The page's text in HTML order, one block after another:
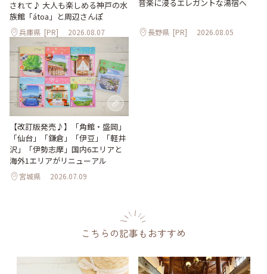
されて♪ 大人も楽しめる神戸の水
族館「átoa」と周辺さんぽ
兵庫県 [PR] 2026.08.07
音楽に浸るエレガントな湯宿へ
長野県 [PR] 2026.08.05
【改訂版発売♪】「角館・盛岡」
「仙台」「鎌倉」「伊豆」「軽井
沢」「伊勢志摩」国内6エリアと
海外1エリアがリニューアル
宮城県 2026.07.09
こちらの記事もおすすめ